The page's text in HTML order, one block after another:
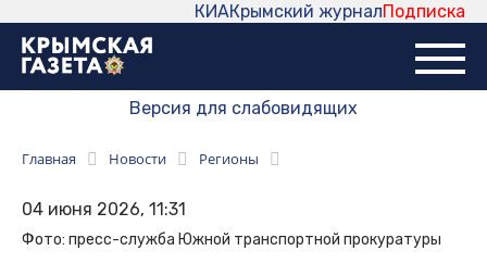
Подписка
Крымский журнал
КИА
Версия для слабовидящих
Главная Новости Регионы
04 июня 2026, 11:31
Фото: пресс-служба Южной транспортной прокуратуры